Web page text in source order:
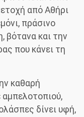
από Αθήρι
πράσινο
βότανα και την
που κάνει τη
καθαρή
αμπελοτοπιού,
δίνει υφή,